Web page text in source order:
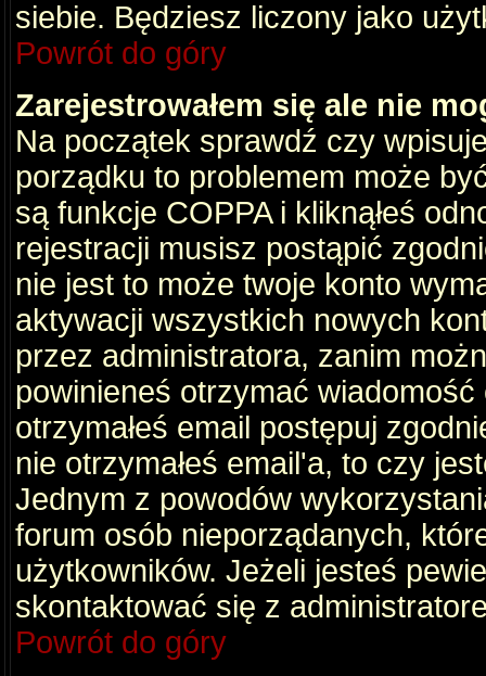
siebie. Będziesz liczony jako
Powrót do góry
Zarejestrowałem się ale nie
Na początek sprawdź czy
porządku to problemem może
są funkcje COPPA i kliknąłeś
rejestracji musisz postąpić
nie jest to może twoje konto
aktywacji wszystkich nowych
przez administratora, zanim
powinieneś otrzymać
otrzymałeś email postępuj
nie otrzymałeś email'a, to czy
Jednym z powodów
forum osób nieporządanych,
użytkowników. Jeżeli jesteś
skontaktować się z
Powrót do góry